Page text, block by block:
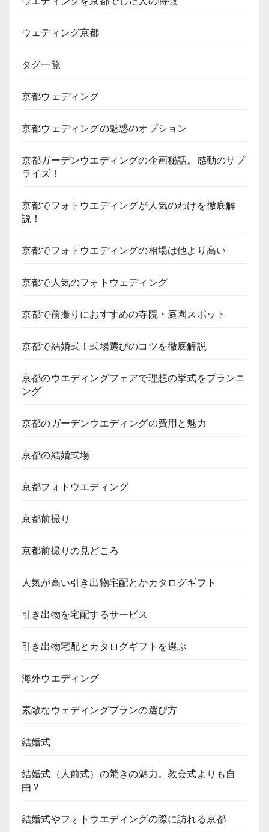
ウェディング京都
タグ一覧
京都ウェディング
京都ウェディングの魅惑のオプション
京都ガーデンウエディングの企画秘話。感動のサプ
ライズ！
京都でフォトウエディングが人気のわけを徹底解
説！
京都でフォトウエディングの相場は他より高い
京都で人気のフォトウェディング
京都で前撮りにおすすめの寺院・庭園スポット
京都で結婚式！式場選びのコツを徹底解説
京都のウエディングフェアで理想の挙式をプランニ
ング
京都のガーデンウエディングの費用と魅力
京都の結婚式場
京都フォトウエディング
京都前撮り
京都前撮りの見どころ
人気が高い引き出物宅配とかカタログギフト
引き出物を宅配するサービス
引き出物宅配とカタログギフトを選ぶ
海外ウエディング
素敵なウェディングプランの選び方
結婚式
結婚式（人前式）の驚きの魅力。教会式よりも自
由？
結婚式やフォトウエディングの際に訪れる京都